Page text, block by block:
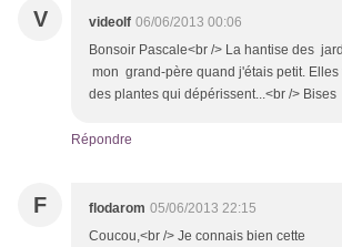
V videolf 06/06/2013 00:06
Bonsoir Pascale<br /> La hantise des
mon grand-père quand j'étais petit.
des plantes qui dépérissent...<br /> Bises
Répondre
F flodarom 05/06/2013 22:15
Coucou,<br /> Je connais bien cette